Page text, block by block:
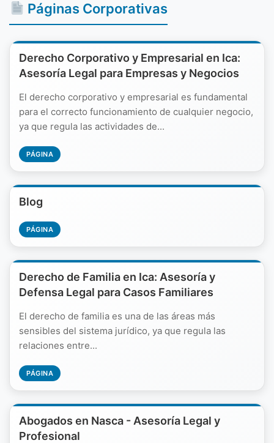
Páginas Corporativas
Derecho Corporativo y Empresarial en Ica:
Asesoría Legal para Empresas y Negocios
El derecho corporativo y empresarial es fundamental
para el correcto funcionamiento de cualquier negocio,
ya que regula las actividades de...
PÁGINA
Blog
PÁGINA
Derecho de Familia en Ica: Asesoría y
Defensa Legal para Casos Familiares
El derecho de familia es una de las áreas más
sensibles del sistema jurídico, ya que regula las
relaciones entre...
PÁGINA
Abogados en Nasca - Asesoría Legal y
Profesional